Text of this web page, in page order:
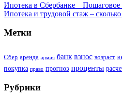
Ипотека в Сбербанке – Пошаговое
Ипотека и трудовой стаж –
Метки
Сбер аренда армия банк взнос возраст
покупка право прогноз проценты
Рубрики